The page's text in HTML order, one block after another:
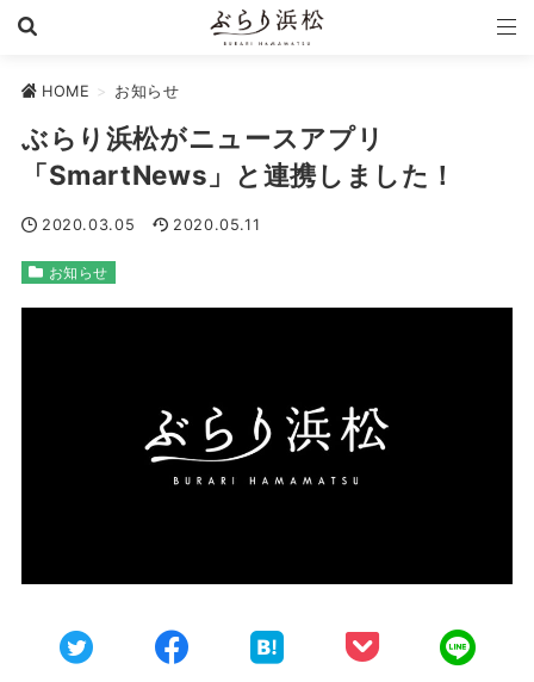
HOME > お知らせ
ぶらり浜松がニュースアプリ
「SmartNews」と連携しました！
2020.03.05 2020.05.11
お知らせ